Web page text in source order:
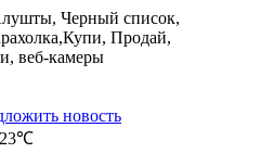
новость